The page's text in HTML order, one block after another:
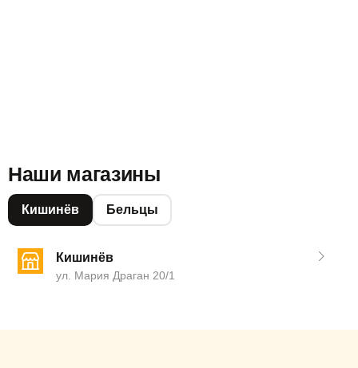
Наши магазины
Кишинёв Бельцы
Кишинёв
ул. Мария Драган 20/1